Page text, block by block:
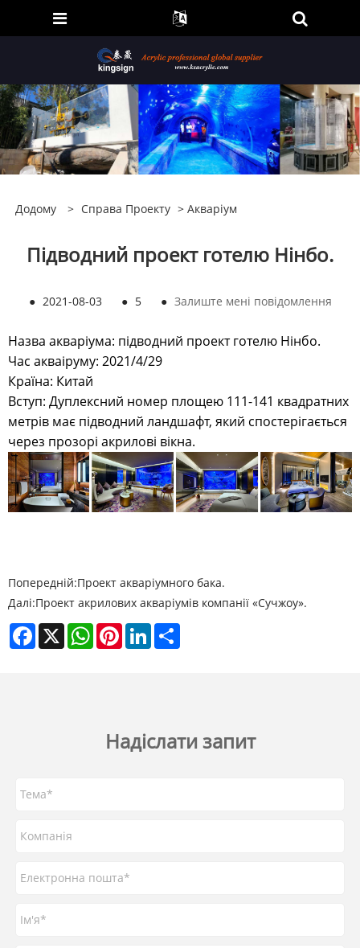
Додому > Справа Проекту > Акваріум
Підводний проект готелю Нінбо.
● 2021-08-03 ● 5 ● Залиште мені повідомлення
Назва акваріума: підводний проект готелю Нінбо.
Час акваіруму: 2021/4/29
Країна: Китай
Вступ: Дуплексний номер площею 111-141 квадратних
метрів має підводний ландшафт, який спостерігається
через прозорі акрилові вікна.
Попередній:Проект акваріумного бака.
Далі:Проект акрилових акваріумів компанії «Сучжоу».
Facebook
X WhatsAppPinterestLinkedIn
Надіслати запит